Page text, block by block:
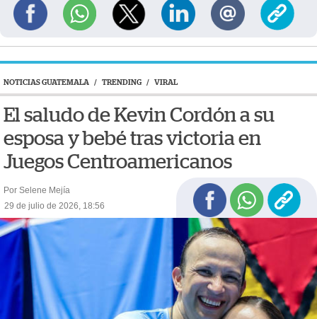
NOTICIAS GUATEMALA / TRENDING / VIRAL
El saludo de Kevin Cordón a su
esposa y bebé tras victoria en
Juegos Centroamericanos
Por Selene Mejía
29 de julio de 2026, 18:56